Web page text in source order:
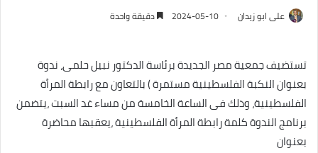
على ابو زيدان 2024-05-10 دقيقة واحدة
تستضيف جمعية مصر الجديدة برئاسة الدكتور نبيل حلمى، ندوة
بعنوان النكبة الفلسطينية مستمرة ) بالتعاون مع رابطة المرأة
الفلسطينية، وذلك فى الساعة الخامسة من مساء غد السبت ،يتضمن
برنامج الندوة كلمة رابطة المرأة الفلسطينية ،يعقبها محاضرة
بعنوان